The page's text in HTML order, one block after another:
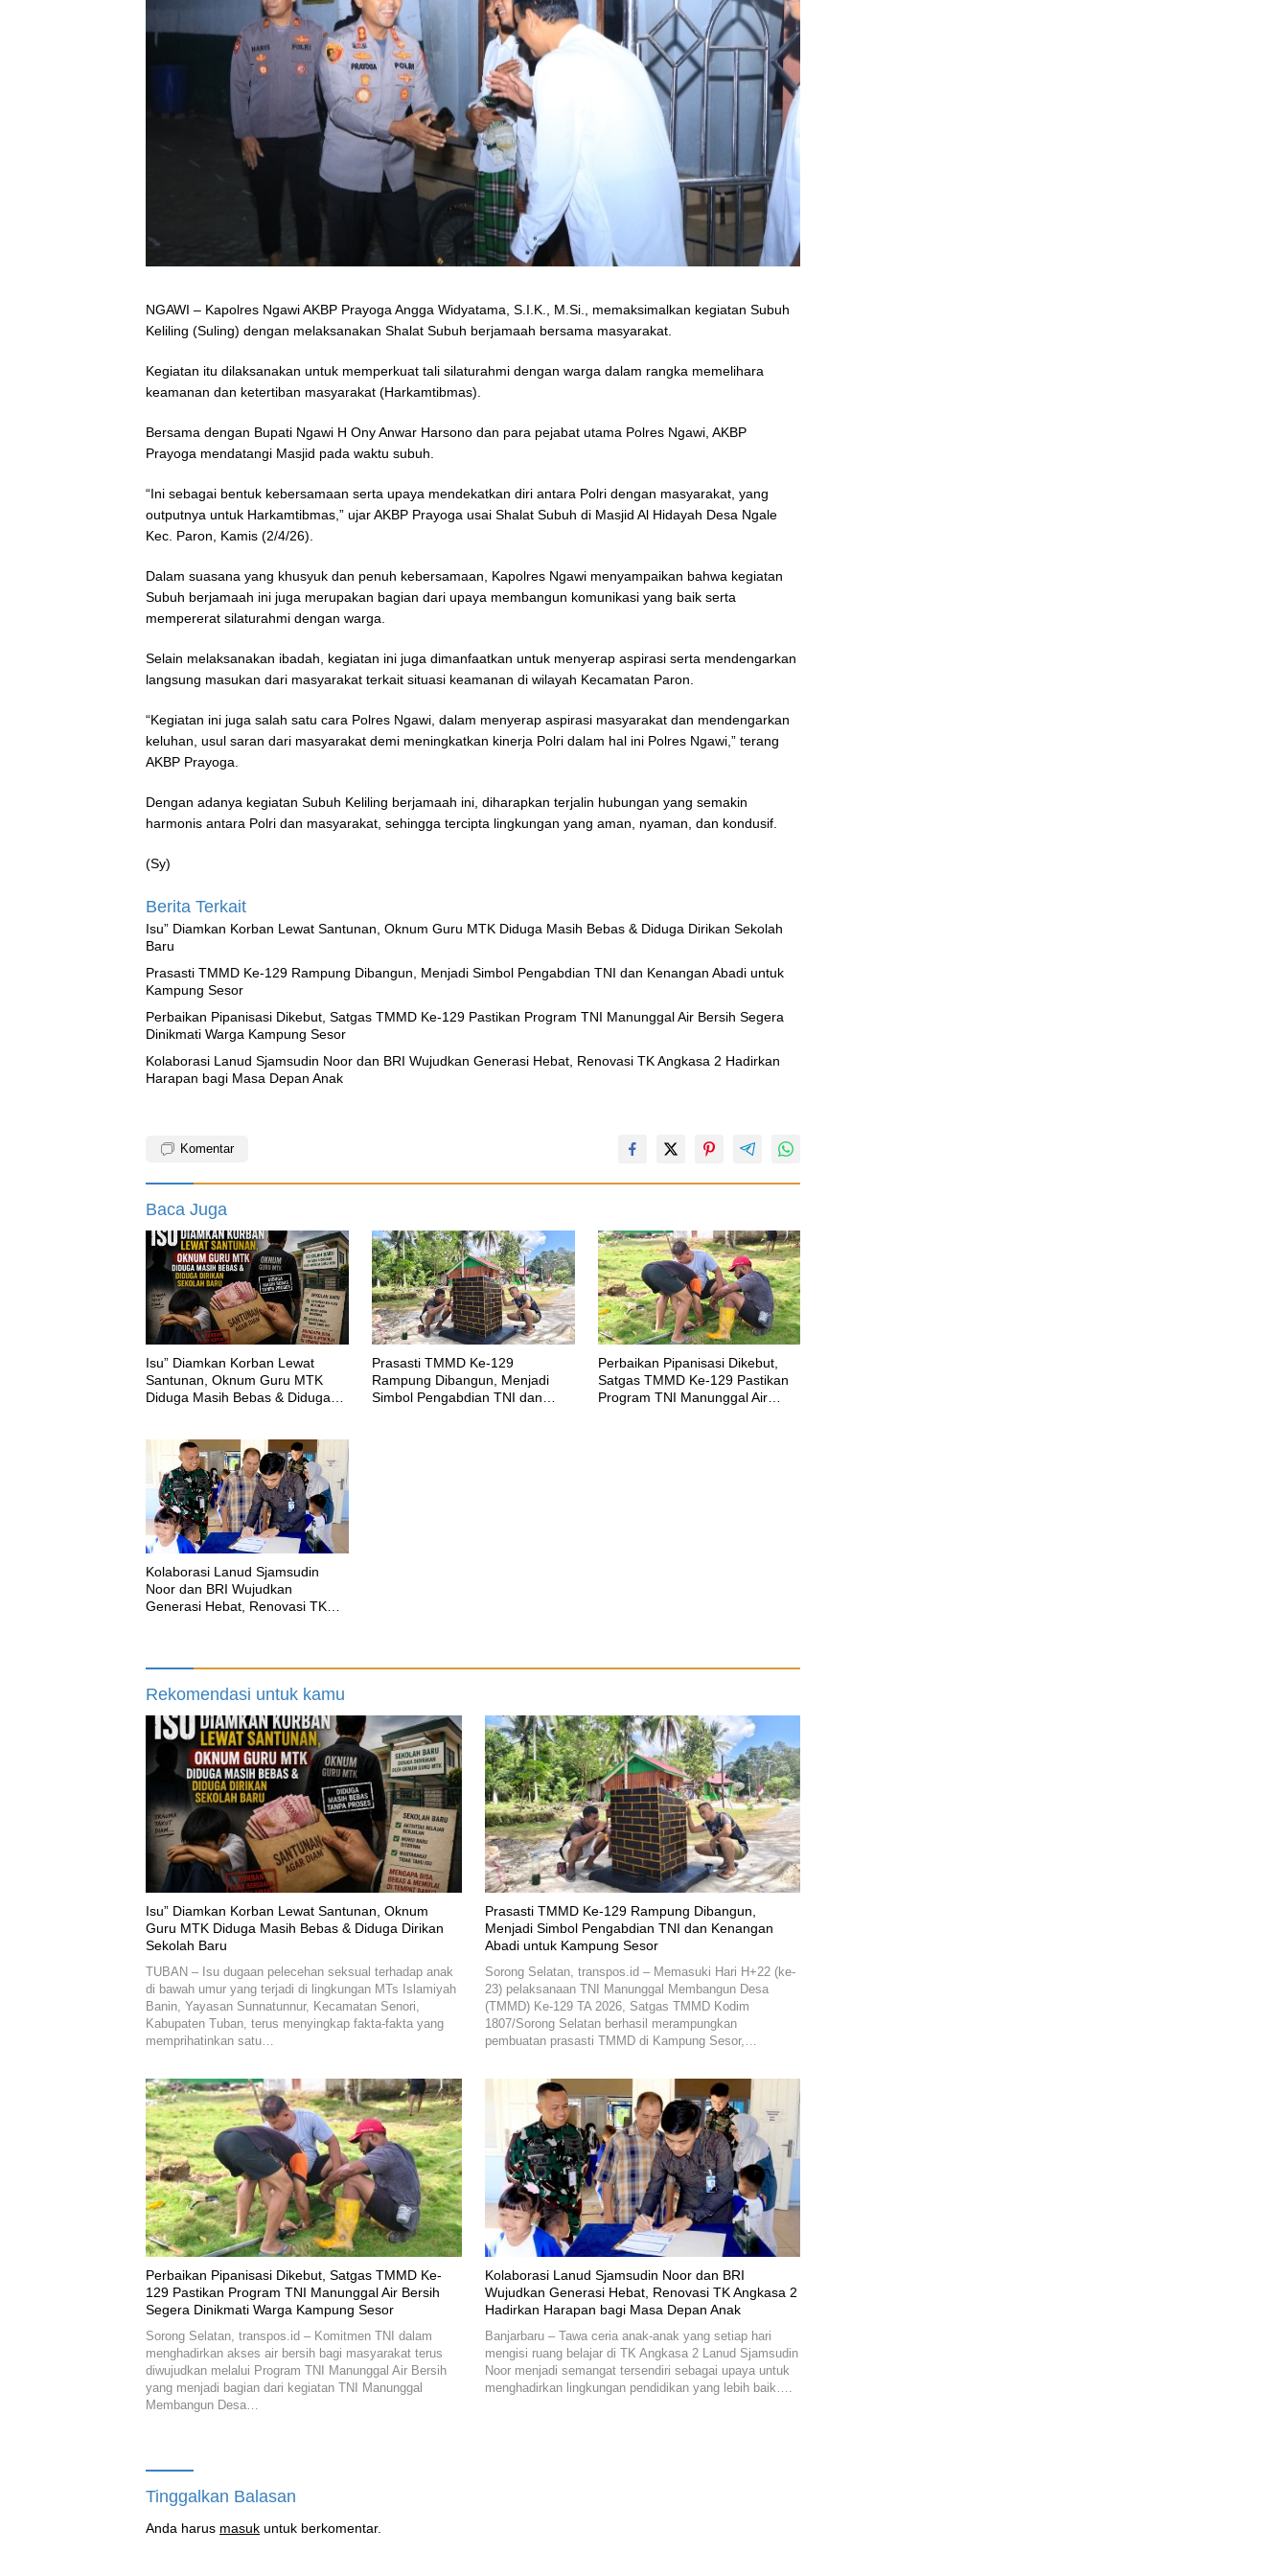
NGAWI – Kapolres Ngawi AKBP Prayoga Angga Widyatama, S.I.K., M.Si., memaksimalkan kegiatan Subuh
Keliling (Suling) dengan melaksanakan Shalat Subuh berjamaah bersama masyarakat.
Kegiatan itu dilaksanakan untuk memperkuat tali silaturahmi dengan warga dalam rangka memelihara
keamanan dan ketertiban masyarakat (Harkamtibmas).
Bersama dengan Bupati Ngawi H Ony Anwar Harsono dan para pejabat utama Polres Ngawi, AKBP
Prayoga mendatangi Masjid pada waktu subuh.
“Ini sebagai bentuk kebersamaan serta upaya mendekatkan diri antara Polri dengan masyarakat, yang
outputnya untuk Harkamtibmas,” ujar AKBP Prayoga usai Shalat Subuh di Masjid Al Hidayah Desa Ngale
Kec. Paron, Kamis (2/4/26).
Dalam suasana yang khusyuk dan penuh kebersamaan, Kapolres Ngawi menyampaikan bahwa kegiatan
Subuh berjamaah ini juga merupakan bagian dari upaya membangun komunikasi yang baik serta
mempererat silaturahmi dengan warga.
Selain melaksanakan ibadah, kegiatan ini juga dimanfaatkan untuk menyerap aspirasi serta mendengarkan
langsung masukan dari masyarakat terkait situasi keamanan di wilayah Kecamatan Paron.
“Kegiatan ini juga salah satu cara Polres Ngawi, dalam menyerap aspirasi masyarakat dan mendengarkan
keluhan, usul saran dari masyarakat demi meningkatkan kinerja Polri dalam hal ini Polres Ngawi,” terang
AKBP Prayoga.
Dengan adanya kegiatan Subuh Keliling berjamaah ini, diharapkan terjalin hubungan yang semakin
harmonis antara Polri dan masyarakat, sehingga tercipta lingkungan yang aman, nyaman, dan kondusif.
(Sy)
Berita Terkait
‎Isu” Diamkan Korban Lewat Santunan, Oknum Guru MTK Diduga Masih Bebas & Diduga Dirikan Sekolah
Baru
Prasasti TMMD Ke-129 Rampung Dibangun, Menjadi Simbol Pengabdian TNI dan Kenangan Abadi untuk
Kampung Sesor
Perbaikan Pipanisasi Dikebut, Satgas TMMD Ke-129 Pastikan Program TNI Manunggal Air Bersih Segera
Dinikmati Warga Kampung Sesor
Kolaborasi Lanud Sjamsudin Noor dan BRI Wujudkan Generasi Hebat, Renovasi TK Angkasa 2 Hadirkan
Harapan bagi Masa Depan Anak
Komentar
Baca Juga
‎Isu” Diamkan Korban Lewat
Santunan, Oknum Guru MTK
Diduga Masih Bebas & Diduga
Prasasti TMMD Ke-129
Rampung Dibangun, Menjadi
Simbol Pengabdian TNI dan
Perbaikan Pipanisasi Dikebut,
Satgas TMMD Ke-129 Pastikan
Program TNI Manunggal Air
Kolaborasi Lanud Sjamsudin
Noor dan BRI Wujudkan
Generasi Hebat, Renovasi TK
Rekomendasi untuk kamu
‎Isu” Diamkan Korban Lewat Santunan, Oknum
Guru MTK Diduga Masih Bebas & Diduga Dirikan
Sekolah Baru
TUBAN – Isu dugaan pelecehan seksual terhadap anak
di bawah umur yang terjadi di lingkungan MTs Islamiyah
Banin, Yayasan Sunnatunnur, Kecamatan Senori,
Kabupaten Tuban, terus menyingkap fakta-fakta yang
memprihatinkan satu…
Prasasti TMMD Ke-129 Rampung Dibangun,
Menjadi Simbol Pengabdian TNI dan Kenangan
Abadi untuk Kampung Sesor
Sorong Selatan, transpos.id – Memasuki Hari H+22 (ke-
23) pelaksanaan TNI Manunggal Membangun Desa
(TMMD) Ke-129 TA 2026, Satgas TMMD Kodim
1807/Sorong Selatan berhasil merampungkan
pembuatan prasasti TMMD di Kampung Sesor,…
Perbaikan Pipanisasi Dikebut, Satgas TMMD Ke-
129 Pastikan Program TNI Manunggal Air Bersih
Segera Dinikmati Warga Kampung Sesor
Sorong Selatan, transpos.id – Komitmen TNI dalam
menghadirkan akses air bersih bagi masyarakat terus
diwujudkan melalui Program TNI Manunggal Air Bersih
yang menjadi bagian dari kegiatan TNI Manunggal
Membangun Desa…
Kolaborasi Lanud Sjamsudin Noor dan BRI
Wujudkan Generasi Hebat, Renovasi TK Angkasa 2
Hadirkan Harapan bagi Masa Depan Anak
Banjarbaru – Tawa ceria anak-anak yang setiap hari
mengisi ruang belajar di TK Angkasa 2 Lanud Sjamsudin
Noor menjadi semangat tersendiri sebagai upaya untuk
menghadirkan lingkungan pendidikan yang lebih baik….
Tinggalkan Balasan
Anda harus masuk untuk berkomentar.